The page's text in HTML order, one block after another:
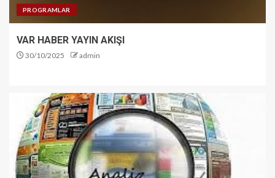
PROGRAMLAR
VAR HABER YAYIN AKIŞI
30/10/2025 admin